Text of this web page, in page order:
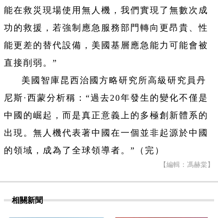
能在救災現場使用無人機，我們實現了無數次成
功的救援，若強制應急服務部門轉向更昂貴、性
能更差的替代設備，美國基層應急能力可能會被
直接削弱。”
美國智庫昆西治國方略研究所高級研究員丹
尼斯·西蒙分析稱：“過去20年發生的變化不僅是
中國的崛起，而是真正意義上的多極創新體系的
出現。無人機代表著中國在一個並非起源於中國
的領域，成為了全球領導者。”（完）
【編輯：馮赫棠】
相關新聞